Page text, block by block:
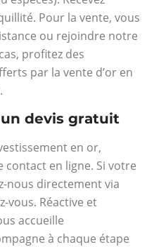
Pour la vente, vous
ou rejoindre notre
profitez des
par la vente d’or en
devis gratuit
en or,
en ligne. Si votre
nous directement via
vous. Réactive et
accueille
à chaque étape